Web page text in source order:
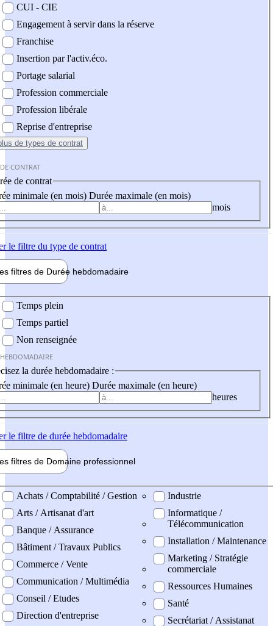
CUI - CIE
Engagement à servir dans la réserve
Franchise
Insertion par l'activ.éco.
Portage salarial
Profession commerciale
Profession libérale
Reprise d'entreprise
de types de contrat
CONTRAT
de contrat
minimale (en mois) Durée maximale (en mois)
mois
le filtre du type de contrat
filtres de Durée hebdomadaire
Temps plein
Temps partiel
Non renseignée
la durée hebdomadaire :
minimale (en heure) Durée maximale (en heure)
heures
le filtre de durée hebdomadaire
filtres de Domaine professionnel
professionel
Achats / Comptabilité / Gestion
Arts / Artisanat d'art
Banque / Assurance
Bâtiment / Travaux Publics
Commerce / Vente
Communication / Multimédia
Conseil / Etudes
Direction d'entreprise
Industrie
Informatique /
Télécommunication
Installation / Maintenance
Marketing / Stratégie
commerciale
Ressources Humaines
Santé
Secrétariat / Assistanat